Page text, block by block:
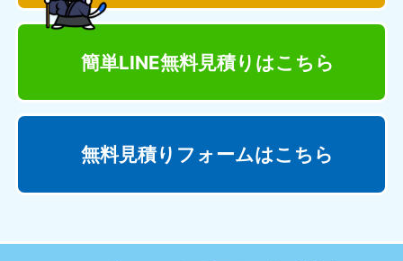
簡単LINE無料見積り はこちら
無料見積りフォームはこちら